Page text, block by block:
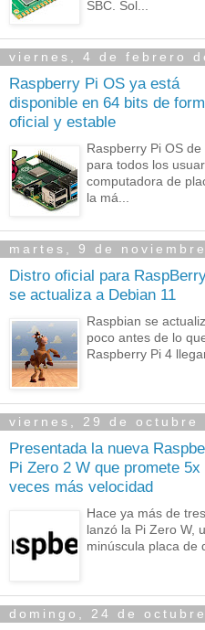
SBC. Sol...
viernes, 4 de febrero
Raspberry Pi OS ya está
disponible en 64 bits de
oficial y estable
Raspberry Pi OS
para todos los
computadora de
la má...
martes, 9 de
Distro oficial para
se actualiza a Debian 11
Raspbian se
poco antes de lo
Raspberry Pi 4
viernes, 29 de octubre
Presentada la nueva
Pi Zero 2 W que promete 5x
veces más velocidad
Hace ya más de
lanzó la Pi Zero W,
minúscula placa de
domingo, 24 de